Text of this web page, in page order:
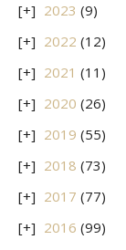
2023 (9)
2022 (12)
2021 (11)
2020 (26)
2019 (55)
2018 (73)
2017 (77)
2016 (99)